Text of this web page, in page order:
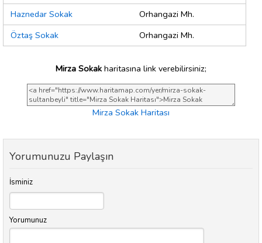
Haznedar Sokak
Orhangazi Mh.
Öztaş Sokak
Orhangazi Mh.
Mirza Sokak haritasına link verebilirsiniz;
Mirza Sokak Haritası
Yorumunuzu Paylaşın
İsminiz
Yorumunuz